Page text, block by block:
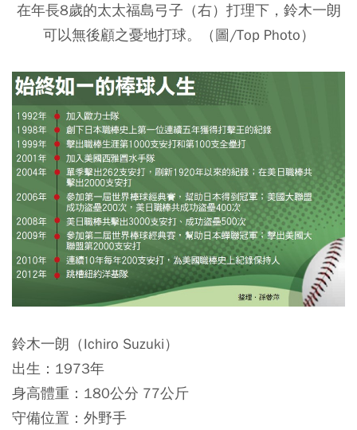
在年長8歲的太太福島弓子（右）打理下，鈴木一朗
可以無後顧之憂地打球。（圖/Top Photo）
鈴木一朗（Ichiro Suzuki）
出生：1973年
身高體重：180公分 77公斤
守備位置：外野手